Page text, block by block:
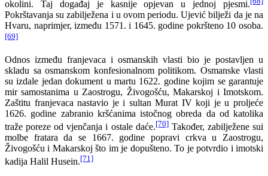
okolini. Taj događaj je kasnije opjevan u jednoj pjesmi.
Pokrštavanja su zabilježena i u ovom periodu. Ujević bilježi da je na
Hvaru, naprimjer, između 1571. i 1645. godine pokršteno 10 osoba.
[69]
Odnos između franjevaca i osmanskih vlasti bio je postavljen u
skladu sa osmanskom konfesionalnom politikom. Osmanske vlasti
su izdale jedan dokument u martu 1622. godine kojim se garantuje
mir samostanima u Zaostrogu, Živogošću, Makarskoj i Imotskom.
Zaštitu franjevaca nastavio je i sultan Murat IV koji je u proljeće
1626. godine zabranio kršćanima istočnog obreda da od katolika
traže poreze od vjenčanja i ostale daće.[70]Također, zabilježene sui
molbe fratara da se 1667. godine popravi crkva u Zaostrogu,
Živogošću i Makarskoj što im je dopušteno. To je potvrdio i imotski
kadija Halil Husein.[71]